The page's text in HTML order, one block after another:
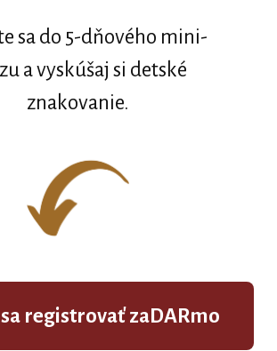
sa do 5-dňového mini-
a vyskúšaj si detské
znakovanie.
registrovať zaDARmo